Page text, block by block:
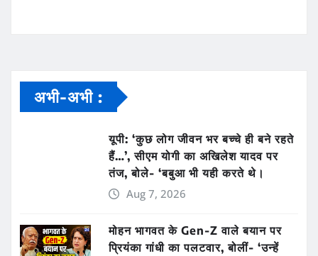
अभी-अभी :
यूपी: ‘कुछ लोग जीवन भर बच्चे ही बने रहते
हैं…’, सीएम योगी का अखिलेश यादव पर
तंज, बोले- ‘बबुआ भी यही करते थे।
Aug 7, 2026
मोहन भागवत के Gen-Z वाले बयान पर
प्रियंका गांधी का पलटवार, बोलीं- ‘उन्हें